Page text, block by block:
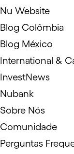
Nu Website
Blog Colômbia
Blog México
International &
InvestNews
Nubank
Sobre Nós
Comunidade
Perguntas